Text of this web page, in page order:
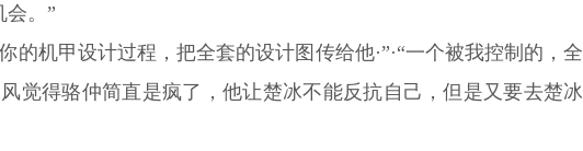
会。”
机甲设计过程，把全套的设计图传给他·”·“一个被我控制的，全
觉得骆仲简直是疯了，他让楚冰不能反抗自己，但是又要去楚冰